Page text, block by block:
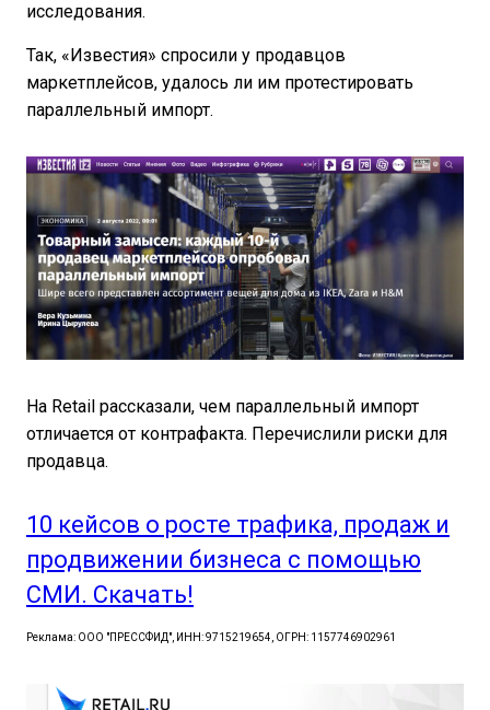
исследования.
Так, «Известия» спросили у продавцов
маркетплейсов, удалось ли им протестировать
параллельный импорт.
На Retail рассказали, чем параллельный импорт
отличается от контрафакта. Перечислили риски для
продавца.
10 кейсов о росте трафика, продаж и
продвижении бизнеса с помощью
СМИ. Скачать!
Реклама: ООО "ПРЕССФИД", ИНН: 9715219654, ОГРН: 1157746902961